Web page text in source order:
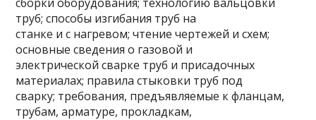
труб; способы изгибания труб на
станке и с нагревом; чтение чертежей и схем;
основные сведения о газовой и
электрической сварке труб и присадочных
материалах; правила стыковки труб под
сварку; требования, предъявляемые к фланцам,
трубам, арматуре, прокладкам,